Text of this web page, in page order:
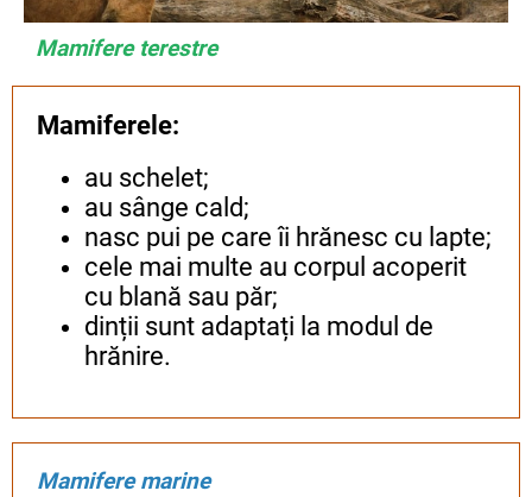
Mamifere terestre
Mamiferele:
au schelet;
au sânge cald;
nasc pui pe care îi hrănesc cu lapte;
cele mai multe au corpul acoperit
cu blană sau păr;
dinții sunt adaptați la modul de
hrănire.
Mamifere marine